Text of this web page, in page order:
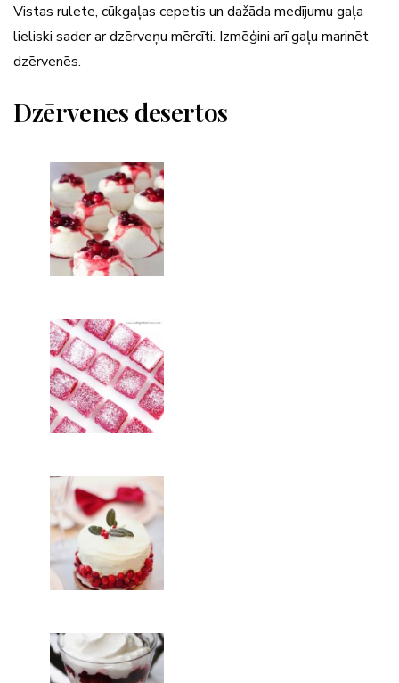
Vistas rulete, cūkgaļas cepetis un dažāda medījumu gaļa
lieliski sader ar dzērveņu mērcīti. Izmēģini arī gaļu marinēt
dzērvenēs.
Dzērvenes desertos